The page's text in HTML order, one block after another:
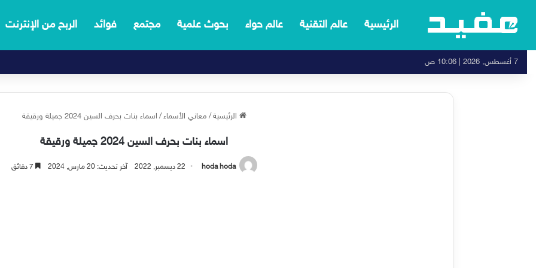
الرئيسية عالم التقنية عالم حواء بحوث علمية مجتمع فوائد الربح من الإنترنت
7 أغسطس, 2026 | 10:06 ص
الرئيسية / معاني الأسماء / اسماء بنات بحرف السين 2024 جميلة ورقيقة
اسماء بنات بحرف السين 2024 جميلة ورقيقة
hoda hoda 22 ديسمبر, 2022 آخر تحديث: 20 مارس, 2024